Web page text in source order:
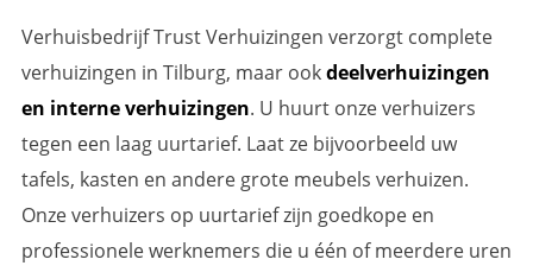
Verhuisbedrijf Trust Verhuizingen verzorgt complete
verhuizingen in Tilburg, maar ookdeelverhuizingen
en interne verhuizingen. U huurt onze verhuizers
tegen een laag uurtarief. Laat ze bijvoorbeeld uw
tafels, kasten en andere grote meubels verhuizen.
Onze verhuizers op uurtarief zijn goedkope en
professionele werknemers die u één of meerdere uren